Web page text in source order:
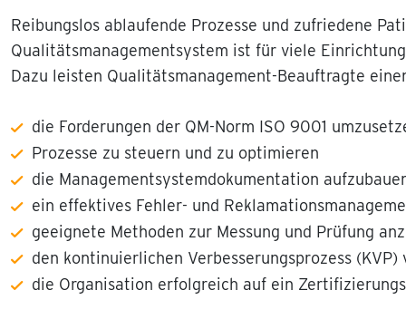
Reibungslos ablaufende Prozesse und zufriedene
Qualitätsmanagementsystem ist für viele
Dazu leisten Qualitätsmanagement-Beauftragte
die Forderungen der QM-Norm ISO 9001
Prozesse zu steuern und zu optimieren
die Managementsystemdokumentation
ein effektives Fehler- und
geeignete Methoden zur Messung und Prüfung
den kontinuierlichen Verbesserungsprozess (KVP)
die Organisation erfolgreich auf ein